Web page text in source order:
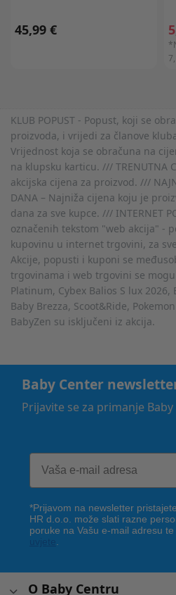
45,99 €
KLUB POPUST - Popust, koji se
proizvoda, i vrijedi za članove
Vrijednost koja se obračuna na
na klupsku karticu. /// TRENUTNA
akcijska cijena za proizvod. ///
DANA – Najniža cijena koju je
dana za sve kupce. /// INTERNET
označenih tekstom "web akcija" -
kupovinu u internet trgovini, za
Akcije, popusti i kuponi se
trgovinama i web trgovini se
Platinum, Cybex Balios S lux 2026,
Baby Brezza, Scoot&Ride,
BabyZen su isključeni iz akcija.
Baby Center
Prijavite se za primanje
*Prijavom na newsletter
HR d.o.o. može slati razne
poruke na Vašu e-mail adresu
O Baby Centru